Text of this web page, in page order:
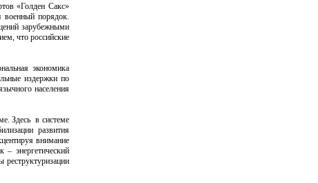
«Голден Сакс»
порядок.
зарубежными
что российские
экономика
издержки по
населения
Здесь в системе
развития
внимание
энергетический